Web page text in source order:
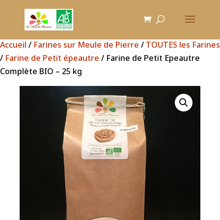
Accueil / Farines sur Meule de Pierre / TOUTES les Farines
/ Farine de Petit épeautre / Farine de Petit Epeautre
Complète BIO – 25 kg